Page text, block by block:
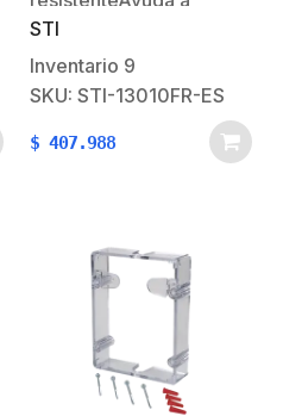
proteger los dispositivos
contra el vandalismo y el
daño accidentalTexto
españolMontaje
102 x 152 x 64 mm
STI
Inventario 9
SKU: STI-13010FR-ES
$ 407.988